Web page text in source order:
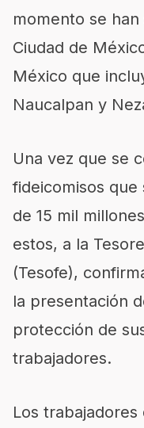
momento se
Ciudad de
México que
Naucalpan y
Una vez que se
fideicomisos que
de 15 mil
estos, a la
(Tesofe),
la presentación
protección de
trabajadores.
Los